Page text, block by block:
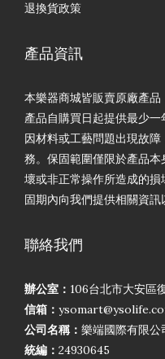
退換貨政策
產品資訊
本樂器商城皆販賣原廠產
產品自購買日起提供最少
因材料或工藝問題出現故
務。保固範圍僅限於產品
壞或非正常操作所造成的
固期內向我們提供相關資訊
聯絡我們
辦公室： 106台北市大安區
信箱：
公司名稱： 樂端國際有限公
統編： 24930645